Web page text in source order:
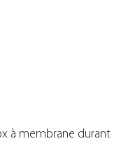
à membrane